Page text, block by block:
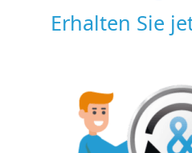
Erhalten Sie